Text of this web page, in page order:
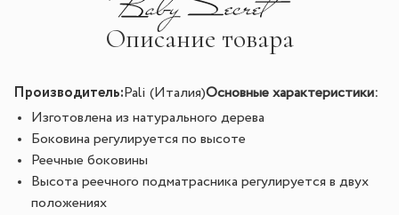
Описание товара
Производитель: Pali (Италия)Основные характеристики:
Изготовлена из натурального дерева
Боковина регулируется по высоте
Реечные боковины
Высота реечного подматрасника регулируется в двух
положениях